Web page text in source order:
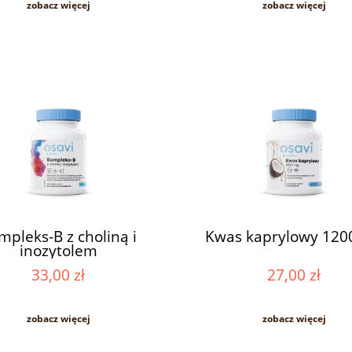
zobacz więcej zobacz więcej
B z choliną i
inozytolem
33,00 zł
zobacz więcej
Kwas kaprylowy
27,00 zł
zobacz więcej